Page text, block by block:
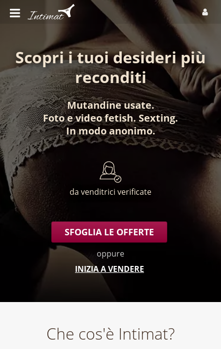
Scopri i tuoi desideri più
reconditi
Mutandine usate.
Fotoevideo fetish. Sexting.
In modo anonimo.
da venditrici verificate
SFOGLIA LE OFFERTE
oppure
INIZIA A VENDERE
Che cos'è Intimat?